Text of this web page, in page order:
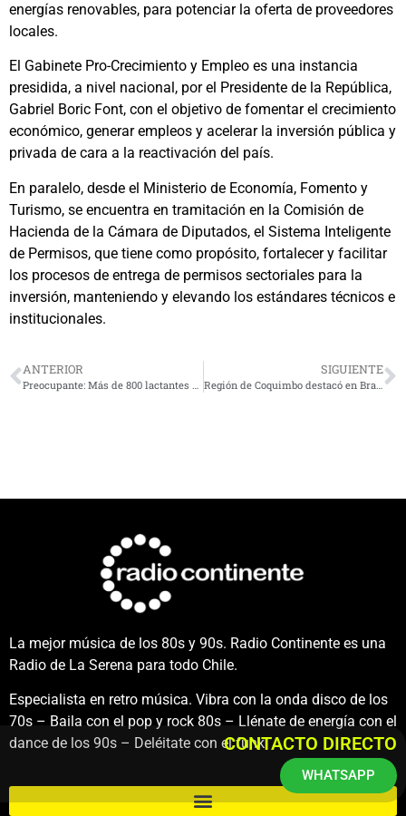
energías renovables, para potenciar la oferta de proveedores
locales.
El Gabinete Pro-Crecimiento y Empleo es una instancia
presidida, a nivel nacional, por el Presidente de la República,
Gabriel Boric Font, con el objetivo de fomentar el crecimiento
económico, generar empleos y acelerar la inversión pública y
privada de cara a la reactivación del país.
En paralelo, desde el Ministerio de Economía, Fomento y
Turismo, se encuentra en tramitación en la Comisión de
Hacienda de la Cámara de Diputados, el Sistema Inteligente
de Permisos, que tiene como propósito, fortalecer y facilitar
los procesos de entrega de permisos sectoriales para la
inversión, manteniendo y elevando los estándares técnicos e
institucionales.
ANTERIOR
Preocupante: Más de 800 lactantes no han recibido el medicamento contra el Virus Sincicial
SIGUIENTE
Región de Coquimbo destacó en Brasil con oferta turística wellness, enoturismo y astroturismo
La mejor música de los 80s y 90s. Radio Continente es una
Radio de La Serena para todo Chile.
Especialista en retro música. Vibra con la onda disco de los
70s – Baila con el pop y rock 80s – Llénate de energía con el
dance de los 90s – Deléitate con el funk.CONTACTO DIRECTO
WHATSAPP